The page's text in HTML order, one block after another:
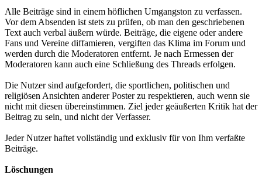
Alle Beiträge sind in einem höflichen Umgangston zu verfassen.
Vor dem Absenden ist stets zu prüfen, ob man den geschriebenen
Text auch verbal äußern würde. Beiträge, die eigene oder andere
Fans und Vereine diffamieren, vergiften das Klima im Forum und
werden durch die Moderatoren entfernt. Je nach Ermessen der
Moderatoren kann auch eine Schließung des Threads erfolgen.
Die Nutzer sind aufgefordert, die sportlichen, politischen und
religiösen Ansichten anderer Poster zu respektieren, auch wenn sie
nicht mit diesen übereinstimmen. Ziel jeder geäußerten Kritik hat der
Beitrag zu sein, und nicht der Verfasser.
Jeder Nutzer haftet vollständig und exklusiv für von Ihm verfaßte
Beiträge.
Löschungen